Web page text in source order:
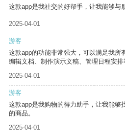
这款app是我社交的好帮手，让我能够与
2025-04-01
游客
这款app的功能非常强大，可以满足我所
编辑文档、制作演示文稿、管理日程安排
2025-04-01
游客
这款app是我购物的得力助手，让我能够
的商品。
2025-04-01